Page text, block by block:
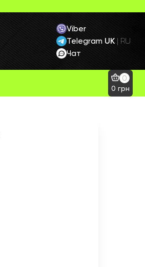
Viber
Telegram
Чат
UK | RU
0
0 грн